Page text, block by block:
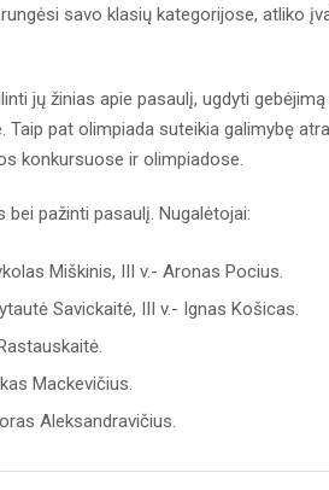
savo klasių kategorijose, atliko
jų žinias apie pasaulį, ugdyti
pat olimpiada suteikia galimybę
konkursuose ir olimpiadose.
pažinti pasaulį. Nugalėtojai:
Miškinis, III v.- Aronas Pocius.
Savickaitė, III v.- Ignas Košicas.
Mackevičius.
Aleksandravičius.